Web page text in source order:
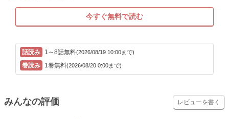
今すぐ無料で読む
1～8話無料(2026/08/19 10:00まで)
1巻無料(2026/08/20 0:00まで)
みんなの評価 レビューを書く